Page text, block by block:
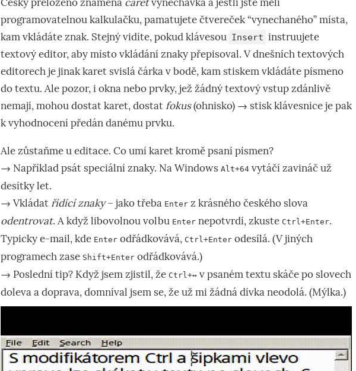
Česky přeloženo znamená caretvynechávka a jestli jste měli
programovatelnou kalkulačku, pamatujete čtvereček “vynechaného” místa,
kam vkládáte znak. Stejný vidíte, pokud klávesou Insert instruujete
textový editor, aby místo vkládání znaky přepisoval. V dnešních textových
editorech je jinak karet svislá čárka v bodě, kam stiskem vkládáte písmeno
do textu. Ale pozor, i okna nebo prvky, jež žádný textový vstup zdánlivě
nemají, mohou dostat karet, dostat fokus(ohnisko) → stisk klávesnice je pak
k vyhodnocení předán danému prvku.
Ale zůstaňme u editace. Co umí karet kromě psaní písmen?
→ Například psát speciální znaky. Na Windows Alt+64vytáčí zavináč už
desítky let.
→ Vkládat řídící znaky– jako třeba Enterz krásného českého slova
odentrovat. A když libovolnou volbu Enternepotvrdí, zkuste Ctrl+Enter.
Typicky e-mail, kde Enterodřádkovává, Ctrl+Enterodesílá. (V jiných
programech zase Shift+Enterodřádkovává.)
→ Poslední tip? Když jsem zjistil, že Ctrl+↔︎v psaném textu skáče po slovech
doleva a doprava, domníval jsem se, že už mi žádná dívka neodolá. (Mýlka.)